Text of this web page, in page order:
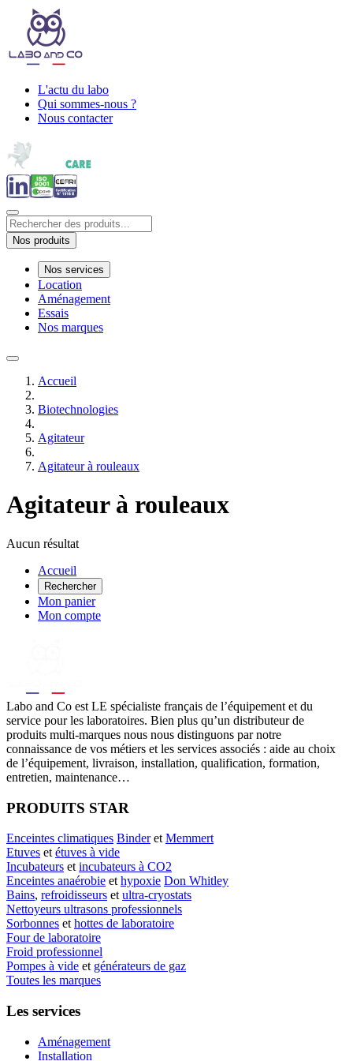
L'actu du labo
Qui sommes-nous ?
Nous contacter
Nos produits
Nos services
Location
Aménagement
Essais
Nos marques
Accueil
Biotechnologies
Agitateur
Agitateur à rouleaux
Agitateur à rouleaux
Aucun résultat
Accueil
Rechercher
Mon panier
Mon compte
Labo and Co est LE spécialiste français de l’équipement et du
service pour les laboratoires. Bien plus qu’un distributeur de
produits multi-marques nous nous distinguons par notre
connaissance de vos métiers et les services associés : aide au choix
de l’équipement, livraison, installation, qualification, formation,
entretien, maintenance…
PRODUITS STAR
Enceintes climatiques Binderet Memmert
Etuves et étuves à vide
Incubateurs et incubateurs à CO2
Enceintes anaérobie et hypoxie Don Whitley
Bains, refroidisseurs et ultra-cryostats
Nettoyeurs ultrasons professionnels
Sorbonnes et hottes de laboratoire
Four de laboratoire
Froid professionnel
Pompes à vide et générateurs de gaz
Toutes les marques
Les services
Aménagement
Installation